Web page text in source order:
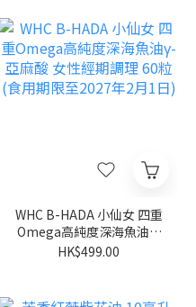
WHC B-HADA 小仙女 四重
Omega高純度深海魚油γ-
亞麻酸 女性經期調理 60粒
HK$499.00